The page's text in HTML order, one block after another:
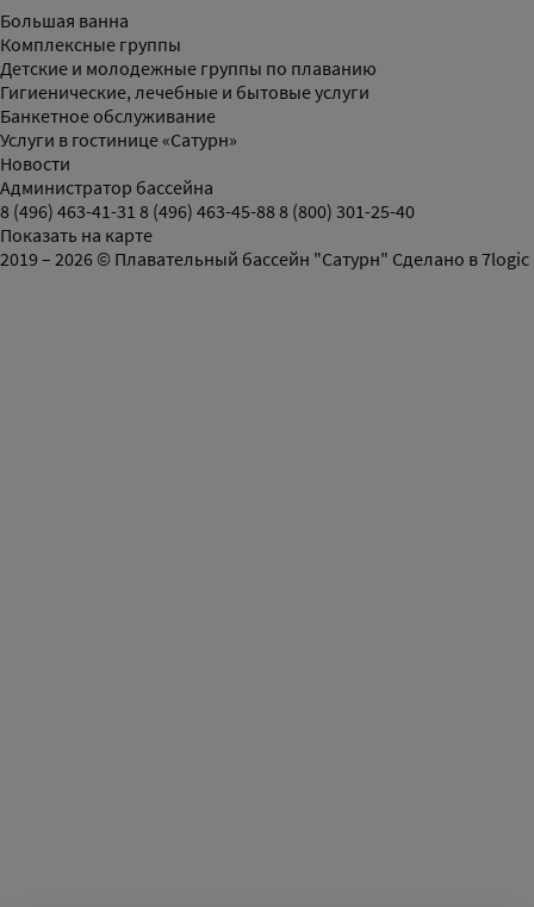
Большая ванна
Комплексные группы
Детские и молодежные группы по плаванию
Гигиенические, лечебные и бытовые услуги
Банкетное обслуживание
Услуги в гостинице «Сатурн»
Новости
Администратор бассейна
8 (496) 463-41-31 8 (496) 463-45-888 (800) 301-25-40
Показать на карте
2019 – 2026 © Плавательный бассейн "Сатурн" Сделано в7logic